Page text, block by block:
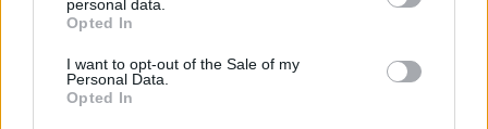
personal data.
Opted In
I want to opt-out of the Sale of my
Personal Data.
Opted In
ΚΑΤΗΓΟΡΙΕΣ ΝΕΩΝ